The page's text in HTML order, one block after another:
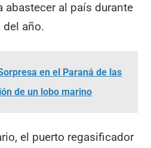
abastecer al país durante
año.
en el Paraná de las
de un lobo marino
el puerto regasificador